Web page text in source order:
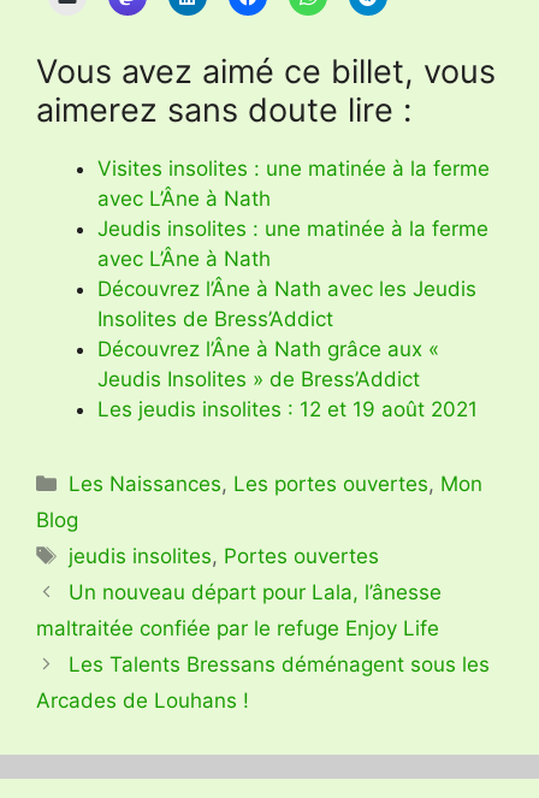
Vous avez aimé ce billet, vous
aimerez sans doute lire :
Visites insolites : une matinée à la ferme
avec L’Âne à Nath
Jeudis insolites : une matinée à la ferme
avec L’Âne à Nath
Découvrez l’Âne à Nath avec les Jeudis
Insolites de Bress’Addict
Découvrez l’Âne à Nath grâce aux «
Jeudis Insolites » de Bress’Addict
Les jeudis insolites : 12 et 19 août 2021
Catégories
Les Naissances, Les portes ouvertes, Mon
Blog
Étiquettes
jeudis insolites, Portes ouvertes
Un nouveau départ pour Lala, l’ânesse
maltraitée confiée par le refuge Enjoy Life
Les Talents Bressans déménagent sous les
Arcades de Louhans !